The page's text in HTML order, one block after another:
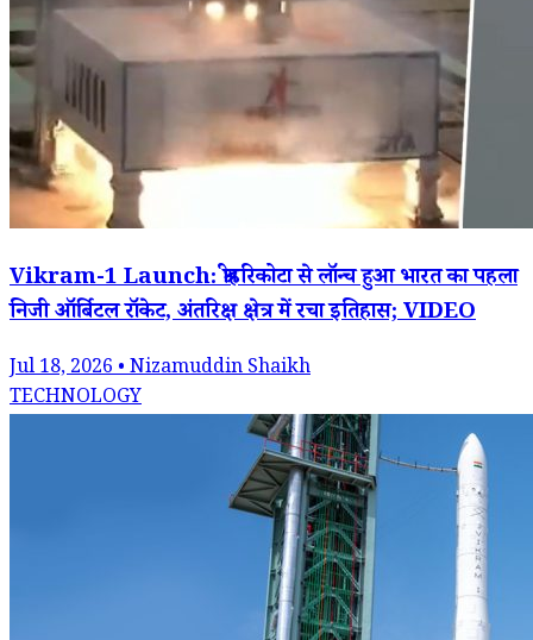
Vikram-1 Launch: श्रीहरिकोटा से लॉन्च हुआ भारत का पहला
निजी ऑर्बिटल रॉकेट, अंतरिक्ष क्षेत्र में रचा इतिहास; VIDEO
Jul 18, 2026 • Nizamuddin Shaikh
TECHNOLOGY